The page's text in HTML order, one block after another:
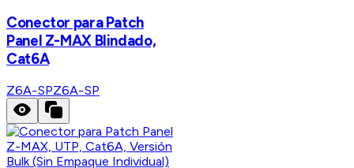
Conector para Patch
Panel Z-MAX Blindado,
Cat6A
Z6A-SPZ6A-SP